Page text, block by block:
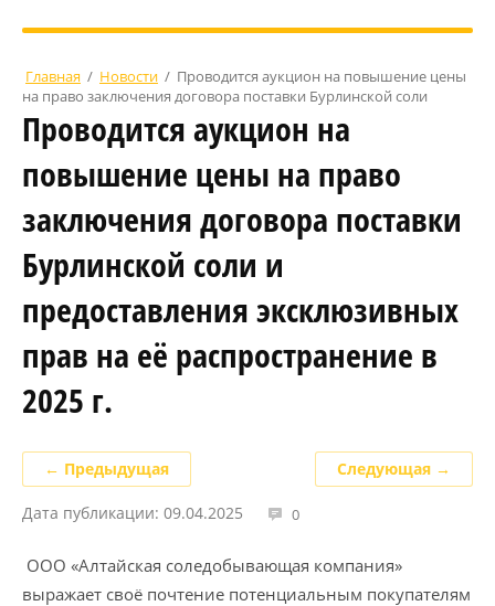
Главная / Новости / Проводится аукцион на повышение цены
на право заключения договора поставки Бурлинской соли
Проводится аукцион на
повышение цены на право
заключения договора поставки
Бурлинской соли и
предоставления эксклюзивных
прав на её распространение в
2025 г.
← Предыдущая Следующая →
Дата публикации: 09.04.2025 0
ООО «Алтайская соледобывающая компания»
выражает своё почтение потенциальным покупателям